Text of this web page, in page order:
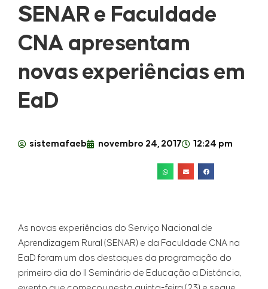
SENAR e Faculdade
CNA apresentam
novas experiências em
EaD
sistemafaeb novembro 24, 2017 12:24 pm
As novas experiências do Serviço Nacional de
Aprendizagem Rural (SENAR) e da Faculdade CNA na
EaD foram um dos destaques da programação do
primeiro dia do II Seminário de Educação a Distância,